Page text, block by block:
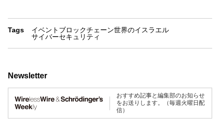
Tags イベント ブロックチェーン世界のイスラエル
サイバーセキュリティ
Newsletter
おすすめ記事と編集部のお知らせ
をお送りします。（毎週火曜日配
信）